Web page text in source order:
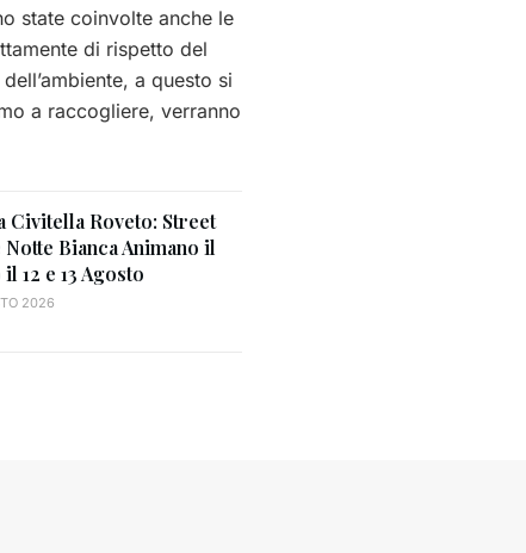
state coinvolte anche le
di rispetto del
a questo si
a raccogliere, verranno
Civitella Roveto: Street
Notte Bianca Animano il
12 e 13 Agosto
2026